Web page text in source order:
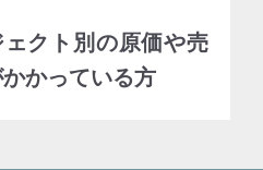
クト別の原価や売
かっている方